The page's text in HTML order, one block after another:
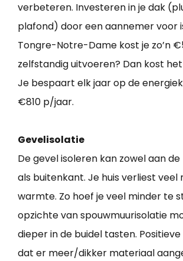
verbeteren. Investeren in je dak
plafond) door een aannemer voor
Tongre-Notre-Dame kost je zo’n
zelfstandig uitvoeren? Dan kost het
Je bespaart elk jaar op de
€810 p/jaar.
Gevelisolatie
De gevel isoleren kan zowel aan
als buitenkant. Je huis verliest veel
warmte. Zo hoef je veel minder te
opzichte van spouwmuurisolatie
dieper in de buidel tasten.
dat er meer/dikker materiaal